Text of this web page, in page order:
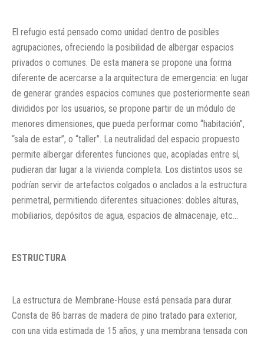
El refugio está pensado como unidad dentro de posibles
agrupaciones, ofreciendo la posibilidad de albergar espacios
privados o comunes. De esta manera se propone una forma
diferente de acercarse a la arquitectura de emergencia: en lugar
de generar grandes espacios comunes que posteriormente sean
divididos por los usuarios, se propone partir de un módulo de
menores dimensiones, que pueda performar como “habitación”,
“sala de estar”, o “taller”. La neutralidad del espacio propuesto
permite albergar diferentes funciones que, acopladas entre sí,
pudieran dar lugar a la vivienda completa. Los distintos usos se
podrían servir de artefactos colgados o anclados a la estructura
perimetral, permitiendo diferentes situaciones: dobles alturas,
mobiliarios, depósitos de agua, espacios de almacenaje, etc…
ESTRUCTURA
La estructura de Membrane-House está pensada para durar.
Consta de 86 barras de madera de pino tratado para exterior,
con una vida estimada de 15 años, y una membrana tensada con